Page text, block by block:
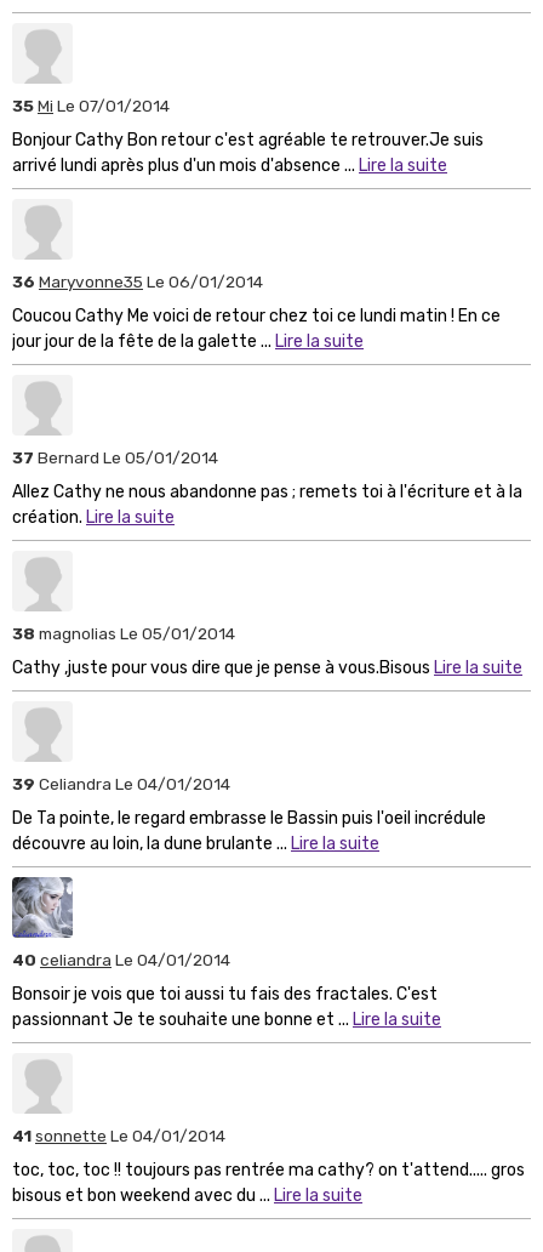
35Mi Le 07/01/2014
Bonjour Cathy Bon retour c'est agréable te retrouver.Je suis
arrivé lundi après plus d'un mois d'absence ... Lire la suite
36 Maryvonne35 Le 06/01/2014
Coucou Cathy Me voici de retour chez toi ce lundi matin ! En ce
jour jour de la fête de la galette ... Lire la suite
37 Bernard Le 05/01/2014
Allez Cathy ne nous abandonne pas ; remets toi à l'écriture et à la
création. Lire la suite
38 magnolias Le 05/01/2014
Cathy ,juste pour vous dire que je pense à vous.Bisous Lire la suite
39 Celiandra Le 04/01/2014
De Ta pointe, le regard embrasse le Bassin puis l'oeil incrédule
découvre au loin, la dune brulante ... Lire la suite
40 celiandra Le 04/01/2014
Bonsoir je vois que toi aussi tu fais des fractales. C'est
passionnant Je te souhaite une bonne et ... Lire la suite
41sonnette Le 04/01/2014
toc, toc, toc !! toujours pas rentrée ma cathy? on t'attend..... gros
bisous et bon weekend avec du ... Lire la suite